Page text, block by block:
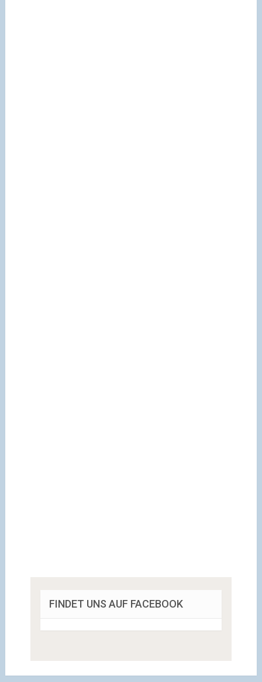
FINDET UNS AUF FACEBOOK